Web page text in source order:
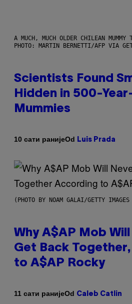
A MUCH, MUCH OLDER CHILEAN
PHOTO: MARTIN BERNETTI/AFP VIA
Scientists Found
Hidden in 500-
Mummies
10 сати ранијеOd Luis Prada
(PHOTO BY NOAM GALAI/GETTY
Why A$AP Mob
Get Back
to A$AP Rocky
11 сати ранијеOd Caleb Catlin